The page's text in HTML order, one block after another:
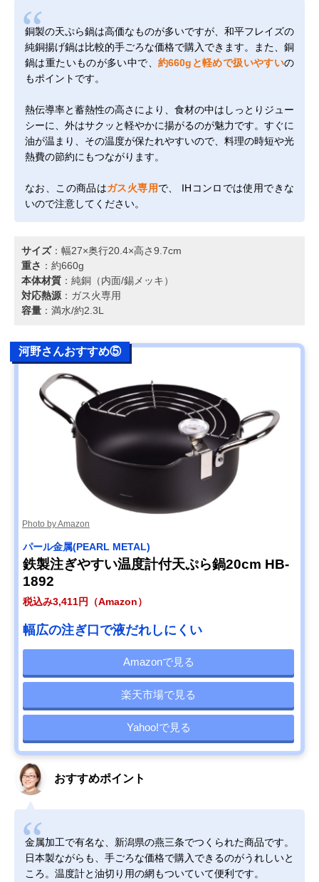
銅製の天ぷら鍋は高価なものが多いですが、和平フレイズの
純銅揚げ鍋は比較的手ごろな価格で購入できます。また、銅
鍋は重たいものが多い中で、 約660gと軽めで扱いやすいの
もポイントです。
熱伝導率と蓄熱性の高さにより、食材の中はしっとりジュー
シーに、外はサクッと軽やかに揚がるのが魅力です。すぐに
油が温まり、その温度が保たれやすいので、料理の時短や光
熱費の節約にもつながります。
なお、この商品はガス火専用で、 IHコンロでは使用できな
いので注意してください。
サイズ：幅27×奥行20.4×高さ9.7cm
重さ ：約660g
本体材質 ：純銅（内面/錫メッキ）
対応熱源 ：ガス火専用
容量 ：満水/約2.3L
河野さんおすすめ⑤
Photo by Amazon
パール金属(PEARL METAL)
鉄製注ぎやすい温度計付天ぷら鍋20cm HB-
1892
税込み3,411円（Amazon）
幅広の注ぎ口で液だれしにくい
Amazonで見る
楽天市場で見る
Yahoo!で見る
おすすめポイント
金属加工で有名な、新潟県の燕三条でつくられた商品です。
日本製ながらも、手ごろな価格で購入できるのがうれしいと
ころ。温度計と油切り用の網もついていて便利です。